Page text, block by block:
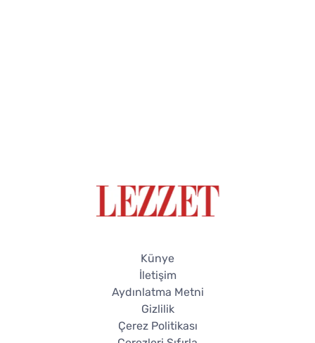
Künye
İletişim
Aydınlatma Metni
Gizlilik
Çerez Politikası